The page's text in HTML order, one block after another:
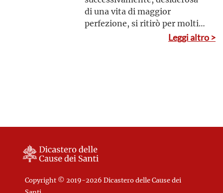
di una vita di maggior
perfezione, si ritirò per molti
Leggi altro >
Copyright © 2019-2026 Dicastero delle Cause dei